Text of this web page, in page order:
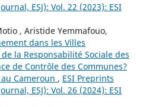
ESJ): Vol. 22 (2023): ESI
, Aristide Yemmafouo,
dans les Villes
la Responsabilité Sociale des
de Contrôle des Communes?
Cameroun , ESI Preprints
ESJ): Vol. 26 (2024): ESI